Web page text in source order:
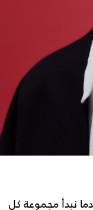
نبدأ مجموعة كل